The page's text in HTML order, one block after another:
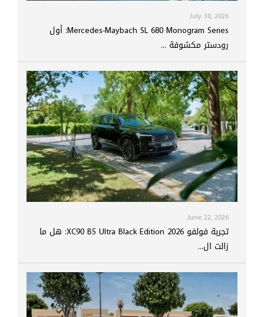
July 30, 2026
Mercedes-Maybach SL 680 Monogram Series: أول
رودستر مكشوفة ...
June 22, 2026
تجربة فولفو XC90 B5 Ultra Black Edition 2026: هل ما
زالت ال...